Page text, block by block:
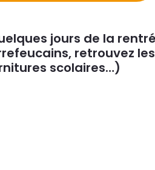
jours de la
retrouvez
scolaires…)